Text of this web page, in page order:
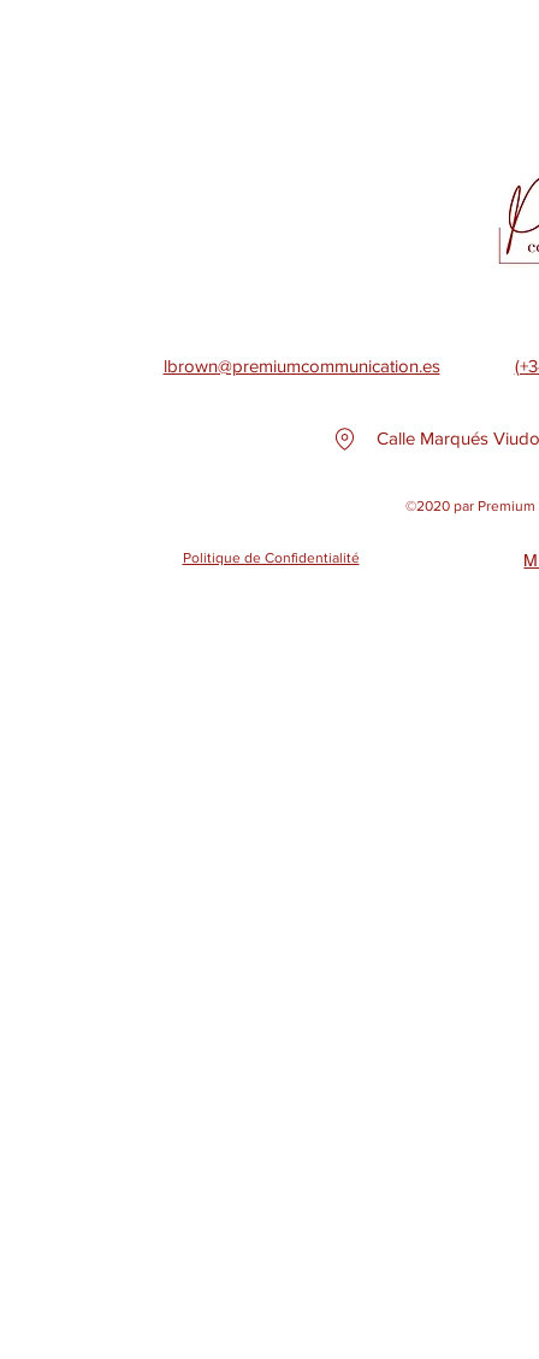
lbrown@premiumcommunication.es
Calle Marqués
©2020 par Premium
Politique de Confidentialité